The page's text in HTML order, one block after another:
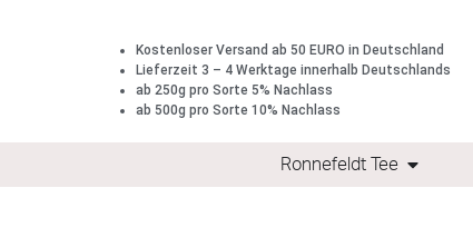
Kostenloser Versand ab 50 EURO in Deutschland
Lieferzeit 3 – 4 Werktage innerhalb Deutschlands
ab 250g pro Sorte 5% Nachlass
ab 500g pro Sorte 10% Nachlass
Ronnefeldt Tee